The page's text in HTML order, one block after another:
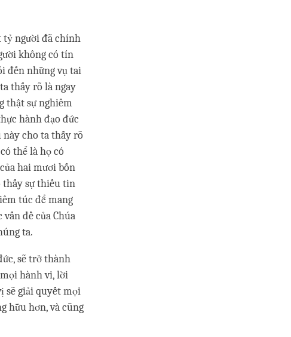
tỷ người đã chính
không có tín
đến những vụ tai
thấy rõ là ngay
thật sự nghiêm
hành đạo đức
này cho ta thấy rõ
thể là họ có
hai mươi bốn
thấy sự thiếu tin
túc để mang
đề của Chúa
ta.
sẽ trở thành
hành vi, lời
sẽ giải quyết mọi
hữu hơn, và cũng